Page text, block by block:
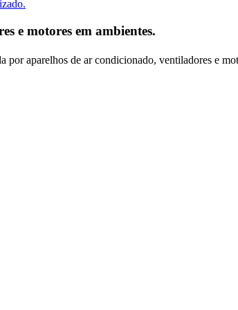
e motores em ambientes.
aparelhos de ar condicionado, ventiladores e